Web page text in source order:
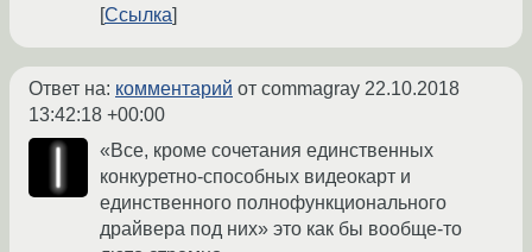
Ссылка
Ответ на: комментарий от commagray 22.10.2018
13:42:18 +00:00
«Все, кроме сочетания единственных
конкуретно-способных видеокарт и
единственного полнофункционального
драйвера под них» это как бы вообще-то